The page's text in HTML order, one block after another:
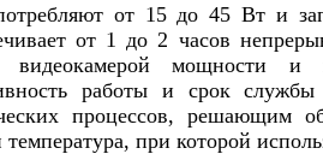
от 15 до 45 Вт и
от 1 до 2 часов
видеокамерой мощности и
работы и срок службы
процессов, решающим
при которой